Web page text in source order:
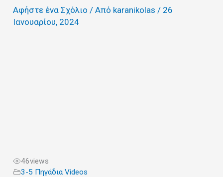
Αφήστε ένα Σχόλιο / Από karanikolas/ 26
Ιανουαρίου, 2024
46views
3-5 Πηγάδια Videos